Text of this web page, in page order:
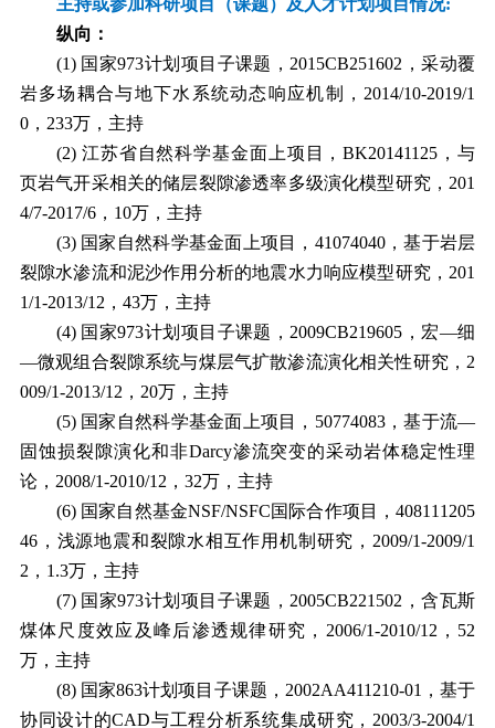
主持或参加科研项目（课题）及人才计划项目情况:
纵向：
(1) 国家973计划项目子课题， 2015CB251602 ，采动覆
岩多场耦合与地下水系统动态响应机制， 2014/10-2019/1
0， 233万，主持
(2) 江苏省自然科学基金面上项目，BK20141125 ，与
页岩气开采相关的储层裂隙渗透率多级演化模型研究， 201
4/7-2017/6， 10万，主持
(3) 国家自然科学基金面上项目， 41074040，基于岩层
裂隙水渗流和泥沙作用分析的地震水力响应模型研究， 201
1/1-2013/12 ， 43万，主持
(4) 国家973计划项目子课题， 2009CB219605 ，宏—细
—微观组合裂隙系统与煤层气扩散渗流演化相关性研究， 2
009/1-2013/12 ， 20万，主持
(5) 国家自然科学基金面上项目， 50774083，基于流—
固蚀损裂隙演化和非Darcy渗流突变的采动岩体稳定性理
论， 2008/1-2010/12 ， 32万，主持
(6) 国家自然基金NSF/NSFC国际合作项目，408111205
46，浅源地震和裂隙水相互作用机制研究， 2009/1-2009/1
2 ， 1.3万，主持
(7) 国家973计划项目子课题， 2005CB221502 ，含瓦斯
煤体尺度效应及峰后渗透规律研究， 2006/1-2010/12 ， 52
万，主持
(8) 国家863计划项目子课题， 2002AA411210-01 ，基于
协同设计的CAD与工程分析系统集成研究， 2003/3-2004/1